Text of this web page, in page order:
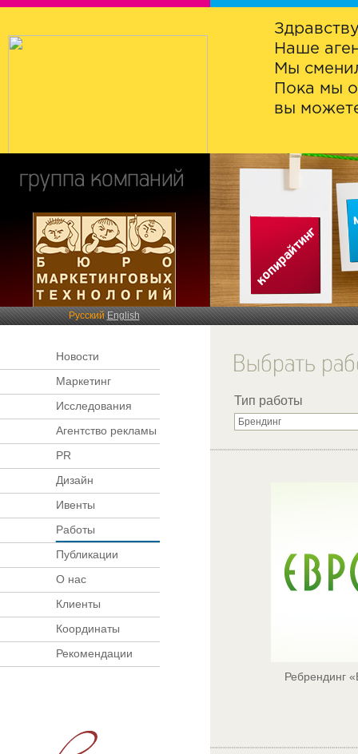
Наше
Мы
Пока мы
вы
РусскийEnglish
Новости
Маркетинг
Исследования
Агентство рекламы
PR
Дизайн
Ивенты
Работы
Публикации
О нас
Клиенты
Координаты
Рекомендации
Тип работы
Ребрендинг